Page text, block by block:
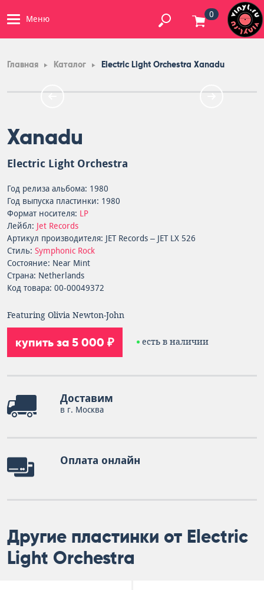
Меню 0
Главная Каталог Electric Light Orchestra Xanadu
Xanadu
Electric Light Orchestra
Год релиза альбома: 1980
Год выпуска пластинки: 1980
Формат носителя: LP
Лейбл: Jet Records
Артикул производителя: JET Records – JET LX 526
Стиль: Symphonic Rock
Состояние: Near Mint
Страна: Netherlands
Код товара: 00-00049372
Featuring Olivia Newton-John
купить за 5 000 ₽ есть в наличии
Доставим
в г. Москва
Оплата онлайн
Другие пластинки от Electric
Light Orchestra